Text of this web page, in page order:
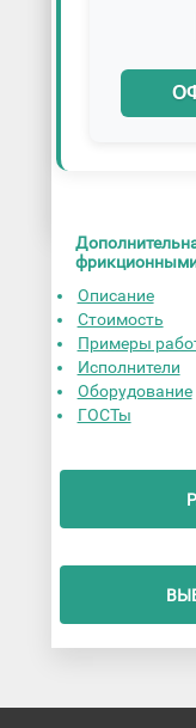
Описание
Стоимость
Примеры
Исполнители
Оборудование
ГОСТы